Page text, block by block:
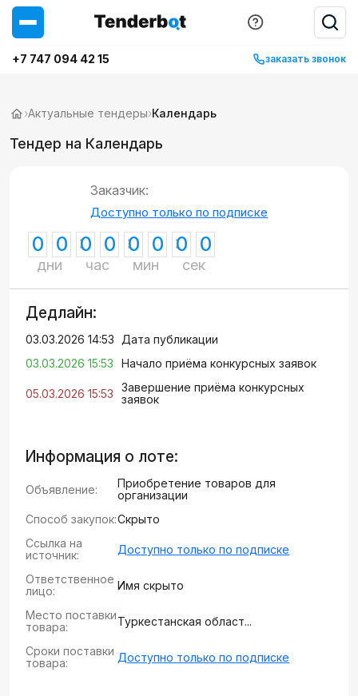
+7 747 094 42 15 заказать звонок
›Актуальные тендеры›Календарь
Тендер на Календарь
Заказчик:
Доступно только по подписке
0 0
дни
0 0
час
0 0
мин
0 0
сек
Дедлайн:
03.03.2026 14:53
Дата публикации
03.03.2026 15:53
Начало приёма конкурсных заявок
05.03.2026 15:53
Завершение приёма конкурсных
заявок
Информация о лоте:
Объявление:
Приобретение товаров для
организации
Способ закупок:Скрыто
Ссылка на
источник:
Доступно только по подписке
Ответственное
лицо:
Имя скрыто
Место поставки
товара:
Туркестанская област...
Сроки поставки
товара:
Доступно только по подписке